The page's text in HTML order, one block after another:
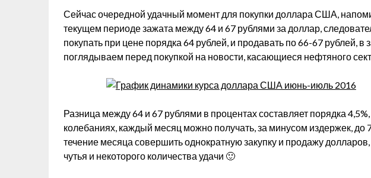
Сейчас очередной удачный момент для покупки доллара США,
текущем периоде зажата между 64 и 67 рублями за доллар,
покупать при цене порядка 64 рублей, и продавать по 66-67 рублей, в
поглядываем перед покупкой на новости, касающиеся нефтяного
Разница между 64 и 67 рублями в процентах составляет порядка 4,5%,
колебаниях, каждый месяц можно получать, за минусом издержек, до
течение месяца совершить однократную закупку и продажу
чутья и некоторого количества удачи 🙂